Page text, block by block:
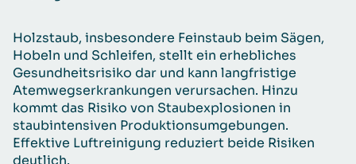
Holzstaub, insbesondere Feinstaub beim Sägen,
Hobeln und Schleifen, stellt ein erhebliches
Gesundheitsrisiko dar und kann langfristige
Atemwegserkrankungen verursachen. Hinzu
kommt das Risiko von Staubexplosionen in
staubintensiven Produktionsumgebungen.
Effektive Luftreinigung reduziert beide Risiken
deutlich.